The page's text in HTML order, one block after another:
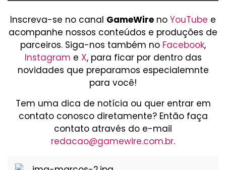
Inscreva-se no canal GameWire no YouTube e
acompanhe nossos conteúdos e produções de
parceiros. Siga-nos também no Facebook,
Instagram e X, para ficar por dentro das
novidades que preparamos especialemnte
para você!
Tem uma dica de notícia ou quer entrar em
contato conosco diretamente? Então faça
contato através do e-mail
redacao@gamewire.com.br.